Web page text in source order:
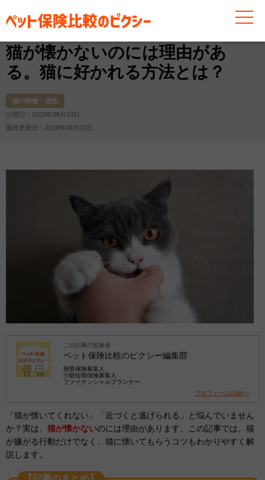
お役立ち情報 猫 猫の特徴・習性 猫が懐かないの
猫が懐かないのには理由があ
る。猫に好かれる方法とは？
猫の特徴・習性
公開日：2022年08月10日
最終更新日：2026年06月01日
この記事の監修者
ペット保険比較のピクシー編集部
損害保険募集人
少額短期保険募集人
ファイナンシャルプランナー
プロフィール詳細>>
「猫が懐いてくれない」「近づくと逃げられる」と悩んでいません
か？実は、 猫が懐かないのには理由があります。この記事では、猫
が嫌がる行動だけでなく、猫に懐いてもらうコツもわかりやすく解
説します。